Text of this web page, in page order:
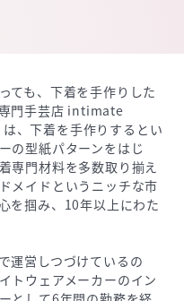
ても、下着を手作りした
門手芸店 intimate
、下着を手作りするとい
の型紙パターンをはじ
専門材料を多数取り揃え
メイドというニッチな市
を掴み、10年以上にわた
運営しつづけているの
トウェアメーカーのイン